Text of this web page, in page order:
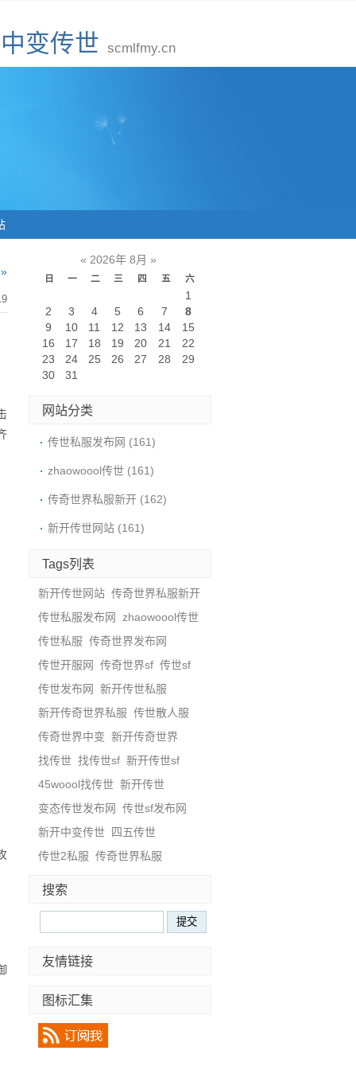
变传世 scmlfmy.cn
« 2026年 8月 »
日 一 二 三 四 五 六
1
2
3 4 5 6 7
8
9
10 11 12 13 14
15
16
17 18 19 20 21
22
23
24 25 26 27 28
29
30
31
网站分类
传世私服发布网 (161)
zhaowoool传世 (161)
传奇世界私服新开 (162)
新开传世网站 (161)
Tags列表
新开传世网站 传奇世界私服新开
传世私服发布网
zhaowoool传世
传世私服 传奇世界发布网
传世开服网
传奇世界sf 传世sf
传世发布网
新开传世私服
新开传奇世界私服 传世散人服
传奇世界中变 新开传奇世界
找传世 找传世sf 新开传世sf
45woool找传世 新开传世
变态传世发布网
传世sf发布网
新开中变传世
四五传世
传世2私服 传奇世界私服
搜索
友情链接
图标汇集